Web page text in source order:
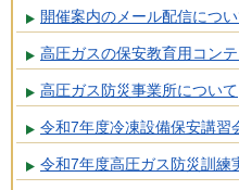
開催案内のメール配信につ
高圧ガスの保安教育用コン
高圧ガス防災事業所について
令和7年度冷凍設備保安講習
令和7年度高圧ガス防災訓練